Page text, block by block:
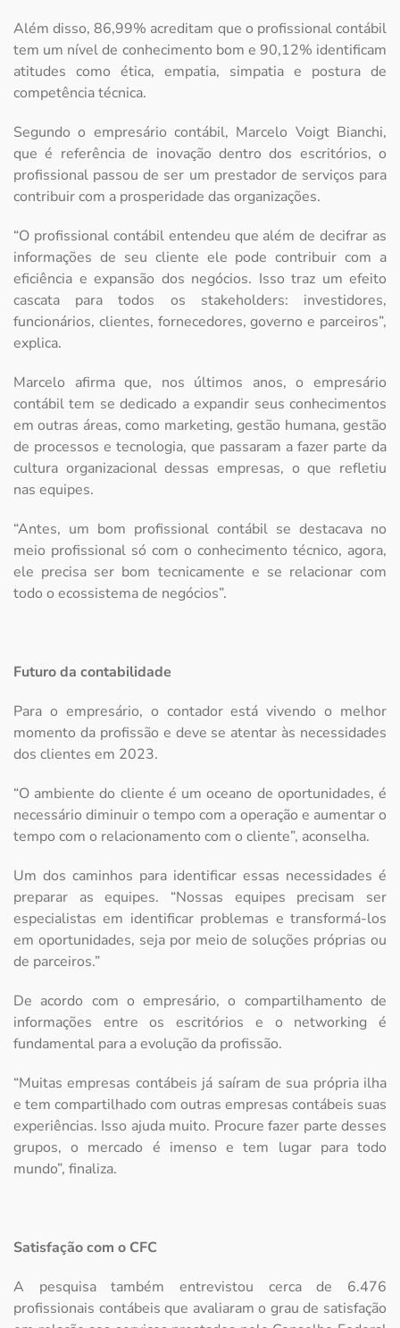
Além disso, 86,99% acreditam que o profissional contábil
tem um nível de conhecimento bom e 90,12% identificam
atitudes como ética, empatia, simpatia e postura de
competência técnica.
Segundo o empresário contábil, Marcelo Voigt Bianchi,
que é referência de inovação dentro dos escritórios, o
profissional passou de ser um prestador de serviços para
contribuir com a prosperidade das organizações.
“O profissional contábil entendeu que além de decifrar as
informações de seu cliente ele pode contribuir com a
eficiência e expansão dos negócios. Isso traz um efeito
cascata para todos os stakeholders: investidores,
funcionários, clientes, fornecedores, governo e parceiros”,
explica.
Marcelo afirma que, nos últimos anos, o empresário
contábil tem se dedicado a expandir seus conhecimentos
em outras áreas, como marketing, gestão humana, gestão
de processos e tecnologia, que passaram a fazer parte da
cultura organizacional dessas empresas, o que refletiu
nas equipes.
“Antes, um bom profissional contábil se destacava no
meio profissional só com o conhecimento técnico, agora,
ele precisa ser bom tecnicamente e se relacionar com
todo o ecossistema de negócios”.
Futuro da contabilidade
Para o empresário, o contador está vivendo o melhor
momento da profissão e deve se atentar às necessidades
dos clientes em 2023.
“O ambiente do cliente é um oceano de oportunidades, é
necessário diminuir o tempo com a operação e aumentar o
tempo com o relacionamento com o cliente”, aconselha.
Um dos caminhos para identificar essas necessidades é
preparar as equipes. “Nossas equipes precisam ser
especialistas em identificar problemas e transformá-los
em oportunidades, seja por meio de soluções próprias ou
de parceiros.”
De acordo com o empresário, o compartilhamento de
informações entre os escritórios e o networking é
fundamental para a evolução da profissão.
“Muitas empresas contábeis já saíram de sua própria ilha
e tem compartilhado com outras empresas contábeis suas
experiências. Isso ajuda muito. Procure fazer parte desses
grupos, o mercado é imenso e tem lugar para todo
mundo”, finaliza.
Satisfação com o CFC
A pesquisa também entrevistou cerca de 6.476
profissionais contábeis que avaliaram o grau de satisfação